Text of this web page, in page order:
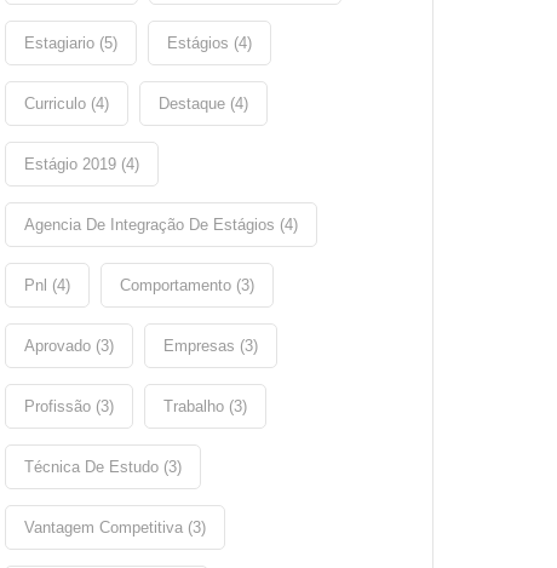
Estagiario (5) Estágios (4)
Curriculo (4) Destaque (4)
Estágio 2019 (4)
Agencia De Integração De Estágios (4)
Pnl (4) Comportamento (3)
Aprovado (3) Empresas (3)
Profissão (3) Trabalho (3)
Técnica De Estudo (3)
Vantagem Competitiva (3)